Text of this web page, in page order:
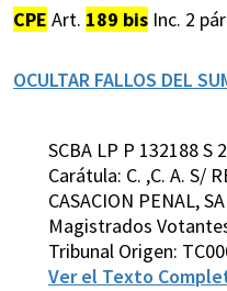
CPE Art. 189 bis Inc. 2
OCULTAR FALLOS DEL
SCBA LP P 132188 S
Carátula: C. ,C. A. S/
CASACION PENAL,
Magistrados
Tribunal Origen:
Ver el Texto